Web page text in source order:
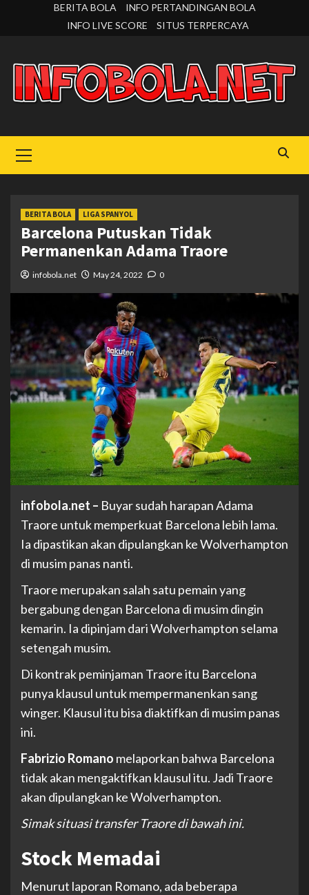
BERITA BOLA
INFO PERTANDINGAN BOLA
INFO LIVE SCORE
SITUS TERPERCAYA
Menu
BERITA BOLA LIGA SPANYOL
Barcelona Putuskan Tidak
Permanenkan Adama Traore
infobola.net May 24, 2022 0
infobola.net – Buyar sudah harapan Adama
Traore untuk memperkuat Barcelona lebih lama.
Ia dipastikan akan dipulangkan ke Wolverhampton
di musim panas nanti.
Traore merupakan salah satu pemain yang
bergabung dengan Barcelona di musim dingin
kemarin. Ia dipinjam dari Wolverhampton selama
setengah musim.
Di kontrak peminjaman Traore itu Barcelona
punya klausul untuk mempermanenkan sang
winger. Klausul itu bisa diaktifkan di musim panas
ini.
Fabrizio Romano melaporkan bahwa Barcelona
tidak akan mengaktifkan klausul itu. Jadi Traore
akan dipulangkan ke Wolverhampton.
Simak situasi transfer Traore di bawah ini.
Stock Memadai
Menurut laporan Romano, ada beberapa